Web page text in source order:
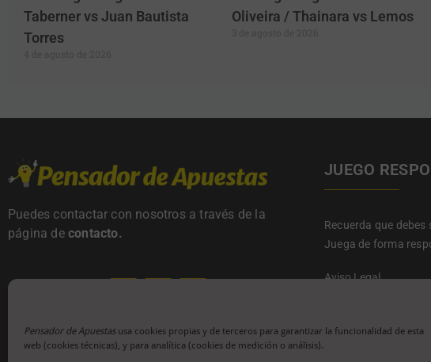
Pensador de Apuestas usa cookies propias y de terceros para garantizar la funcionalidad de esta
web (cookies técnicas), y para analítica (cookies de medición o análisis).
Taberner vs Juan Bautista
Torres
Oliveira / Thainara vs Lemos
Puedes contactar con nosotros a través de la
página de contacto.
JUEGO
Recuerda que
Juega de forma
Aviso Legal
Política de cookies